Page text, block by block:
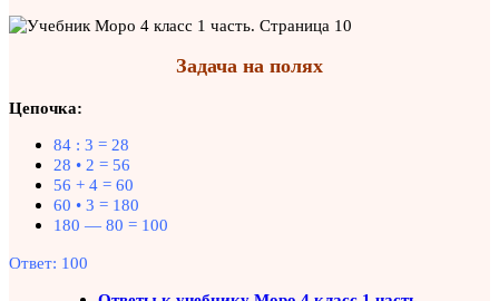
Задача на полях
Цепочка:
84 : 3 = 28
28 • 2 = 56
56 + 4 = 60
60 • 3 = 180
180 — 80 = 100
Ответ: 100